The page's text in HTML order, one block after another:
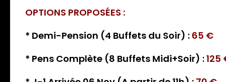
OPTIONS PROPOSÉES :
* Demi-Pension (4 Buffets du Soir) : 65 €
* Pens Complète (8 Buffets Midi+Soir) :125